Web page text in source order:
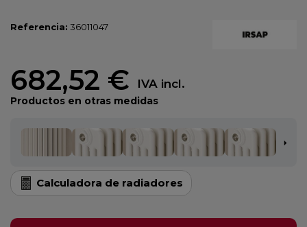
Referencia: 36011047
682,52 € IVA incl.
Productos en otras medidas
Calculadora de radiadores